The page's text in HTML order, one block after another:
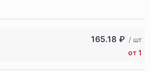
165.18 ₽ / шт
от 1